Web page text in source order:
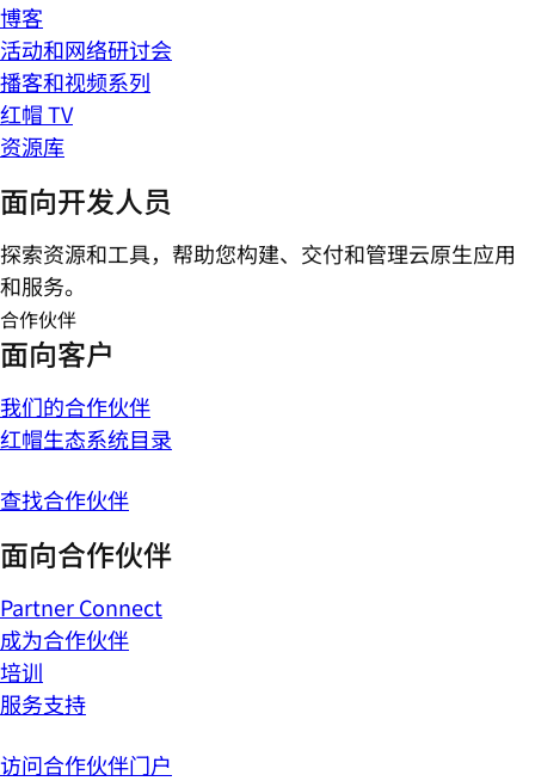
博客
活动和网络研讨会
播客和视频系列
红帽 TV
资源库
面向开发人员
探索资源和工具，帮助您构建、交付和管理云原生应用
和服务。
合作伙伴
面向客户
我们的合作伙伴
红帽生态系统目录
查找合作伙伴
面向合作伙伴
Partner Connect
成为合作伙伴
培训
服务支持
访问合作伙伴门户